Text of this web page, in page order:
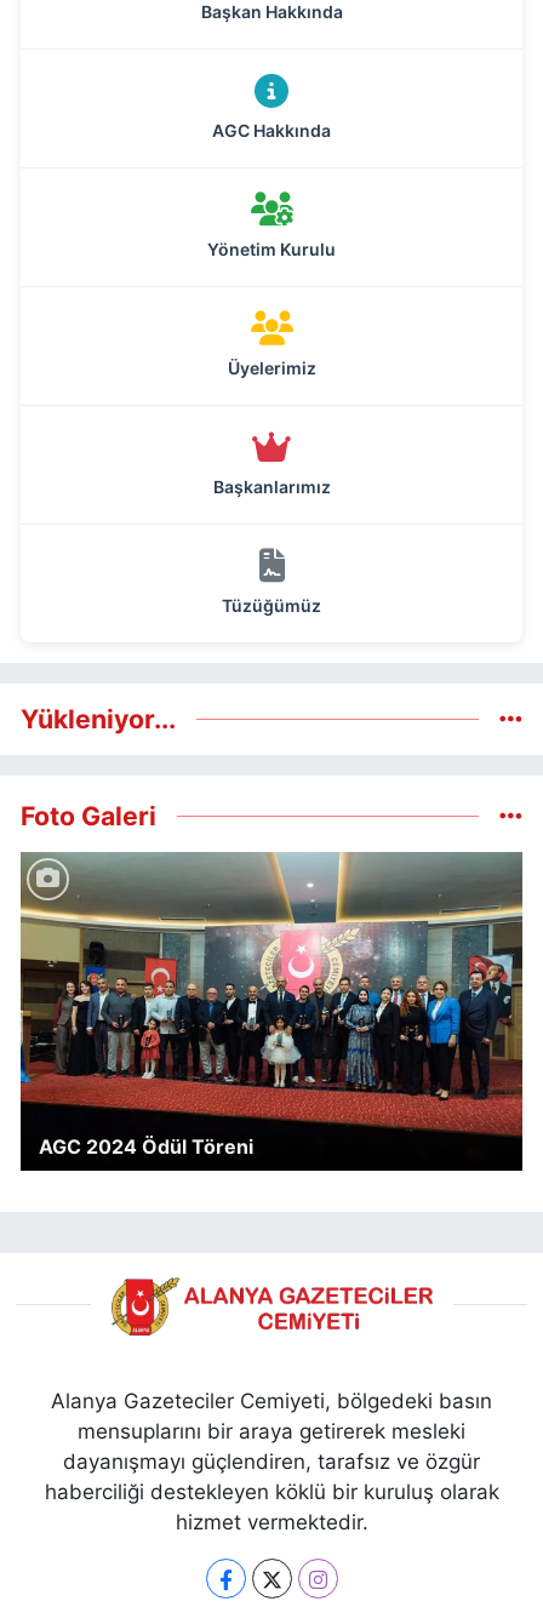
Başkan Hakkında
AGC Hakkında
Yönetim Kurulu
Üyelerimiz
Başkanlarımız
Tüzüğümüz
Yükleniyor...
Foto Galeri
AGC 2024 Ödül Töreni
Alanya Gazeteciler Cemiyeti, bölgedeki basın
mensuplarını bir araya getirerek mesleki
dayanışmayı güçlendiren, tarafsız ve özgür
haberciliği destekleyen köklü bir kuruluş olarak
hizmet vermektedir.